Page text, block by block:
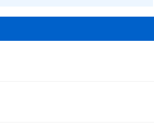
南風原町